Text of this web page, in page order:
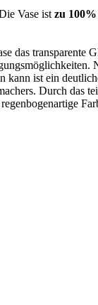
Vase ist zu
transparente
kann ist ein
Durch das